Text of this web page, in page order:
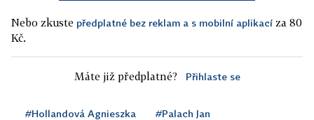
Nebo zkuste předplatné bez reklam a s mobilní aplikací za 80
Kč.
Máte již předplatné? Přihlaste se
#Hollandová Agnieszka #Palach Jan